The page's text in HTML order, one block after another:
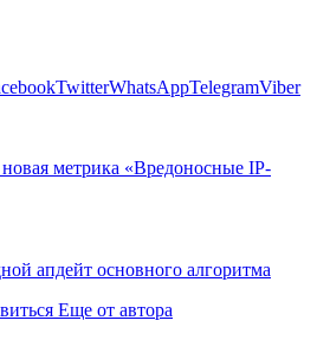
TwitterWhatsAppTelegramViber
метрика «Вредоносные IP-
апдейт основного алгоритма
Еще от автора